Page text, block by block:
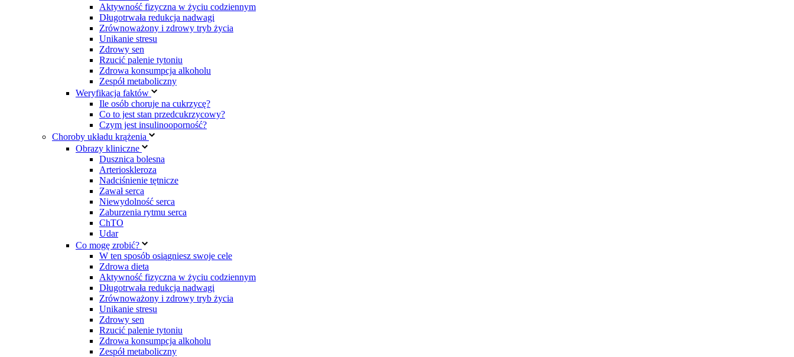
Aktywność fizyczna w życiu codziennym
Długotrwała redukcja nadwagi
Zrównoważony i zdrowy tryb życia
Unikanie stresu
Zdrowy sen
Rzucić palenie tytoniu
Zdrowa konsumpcja alkoholu
Zespół metaboliczny
Weryfikacja faktów
Ile osób choruje na cukrzycę?
Co to jest stan przedcukrzycowy?
Czym jest insulinooporność?
Choroby układu krążenia
Obrazy kliniczne
Dusznica bolesna
Arterioskleroza
Nadciśnienie tętnicze
Zawał serca
Niewydolność serca
Zaburzenia rytmu serca
ChTO
Udar
Co mogę zrobić?
W ten sposób osiągniesz swoje cele
Zdrowa dieta
Aktywność fizyczna w życiu codziennym
Długotrwała redukcja nadwagi
Zrównoważony i zdrowy tryb życia
Unikanie stresu
Zdrowy sen
Rzucić palenie tytoniu
Zdrowa konsumpcja alkoholu
Zespół metaboliczny